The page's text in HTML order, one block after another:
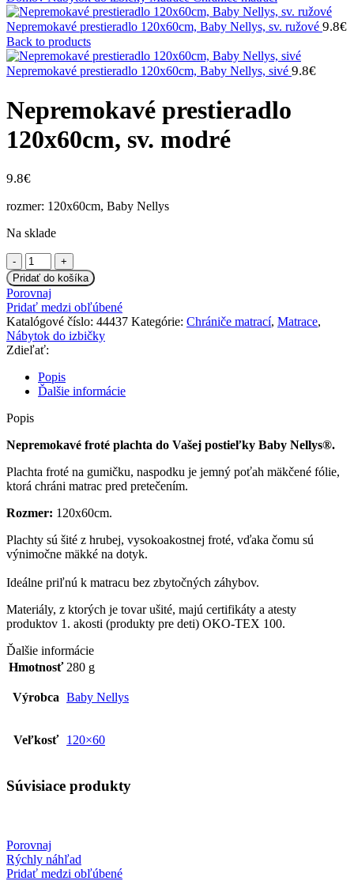
Nepremokavé prestieradlo 120x60cm, Baby Nellys, sv. ružové 9.8€
Back to products
Nepremokavé prestieradlo 120x60cm, Baby Nellys, sivé 9.8€
Nepremokavé prestieradlo
120x60cm, sv. modré
9.8€
rozmer: 120x60cm, Baby Nellys
Na sklade
množstvo
Nepremokavé
prestieradlo
120x60cm,
sv.
modré
Pridať do košíka
Porovnaj
Pridať medzi obľúbené
Katalógové číslo: 44437 Kategórie: Chrániče matrací, Matrace,
Nábytok do izbičky
Zdieľať:
Popis
Ďalšie informácie
Popis
Nepremokavé froté plachta do Vašej postieľky Baby Nellys®.
Plachta froté na gumičku, naspodku je jemný poťah mäkčené fólie,
ktorá chráni matrac pred pretečením.
Rozmer: 120x60cm.
Plachty sú šité z hrubej, vysokoakostnej froté, vďaka čomu sú
výnimočne mäkké na dotyk.
Ideálne priľnú k matracu bez zbytočných záhybov.
Materiály, z ktorých je tovar ušité, majú certifikáty a atesty
produktov 1. akosti (produkty pre deti) OKO-TEX 100.
Ďalšie informácie
Hmotnosť 280 g
Výrobca Baby Nellys
Veľkosť 120×60
Súvisiace produkty
Porovnaj
Rýchly náhľad
Pridať medzi obľúbené